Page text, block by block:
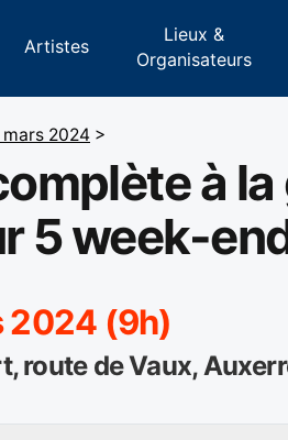
Artistes
Lieux &
Organisateurs
2024 >
à
5 week-
2024 (9h)
route de Vaux,